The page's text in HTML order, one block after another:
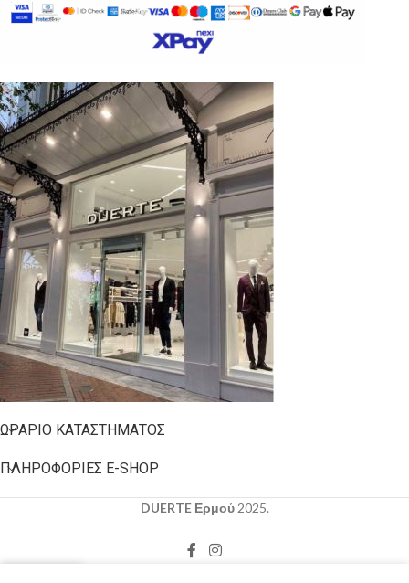
ΩΡΆΡΙΟ ΚΑΤΑΣΤΉΜΑΤΟΣ
ΠΛΗΡΟΦΟΡΊΕΣ E-SHOP
DUERTE Ερμού 2025.